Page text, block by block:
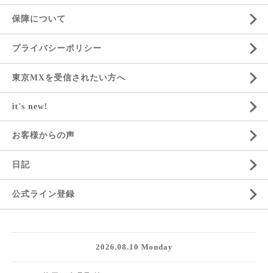
保障について
プライバシーポリシー
東京MXを受信されたい方へ
it's new!
お客様からの声
日記
公式ライン登録
2026.08.10 Monday